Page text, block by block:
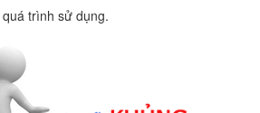
trình sử dụng.